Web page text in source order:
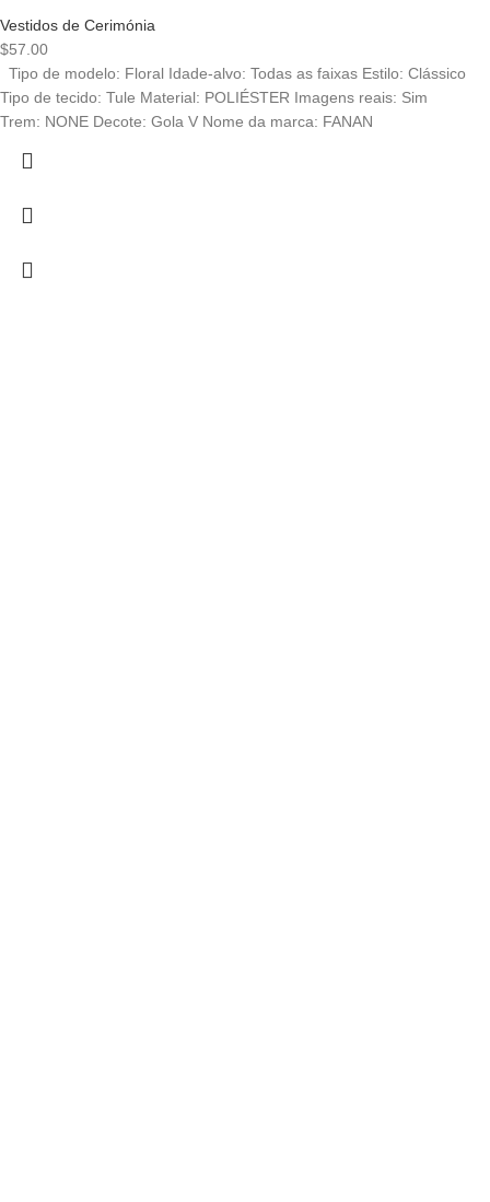
Vestidos de Cerimónia
$57.00
Tipo de modelo: Floral Idade-alvo: Todas as faixas Estilo: Clássico
Tipo de tecido: Tule Material: POLIÉSTER Imagens reais: Sim
Trem: NONE Decote: Gola V Nome da marca: FANAN